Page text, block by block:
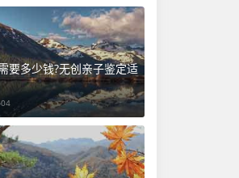
要多少钱?无创亲子鉴定适